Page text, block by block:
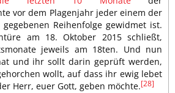
vor dem Plagenjahr jeder einem der
Reihenfolge gewidmet ist.
am 18. Oktober 2015 schließt,
jeweils am 18ten. Und nun
und ihr sollt darin geprüft werden,
wollt, auf dass ihr ewig lebet
Herr, euer Gott, geben möchte.[28]